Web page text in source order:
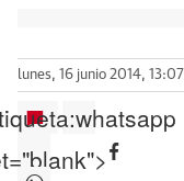
lunes, 16 junio 2014, 13:07
whatsapp